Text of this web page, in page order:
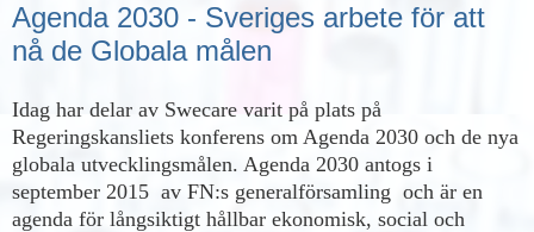
Agenda 2030 - Sveriges arbete för att
nå de Globala målen
Idag har delar av Swecare varit på plats på
Regeringskansliets konferens om Agenda 2030 och de nya
globala utvecklingsmålen. Agenda 2030 antogs i
september 2015 av FN:s generalförsamling och är en
agenda för långsiktigt hållbar ekonomisk, social och